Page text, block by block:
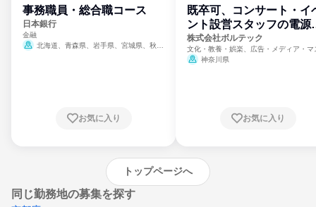
事務職員・総合職コース
日本銀行
金融
北海道、青森県、岩手県、宮城県、秋田
崎県、熊本県、大分県、宮崎県、鹿児島県、
お気に入り
既卒可、コンサート・イ
ント設営スタッフの電源
門
株式会社ボルテック
文化・教養・娯楽、広告・メディア・マ
ミ、電力・ガス・水道・エネルギー
神奈川県
お気に入り
トップページへ
同じ勤務地の募集を探す